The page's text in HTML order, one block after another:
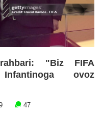
"Biz FIFA
ovoz
47